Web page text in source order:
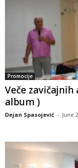
Promocije
Veče
album )
Dejan Spasojević - June